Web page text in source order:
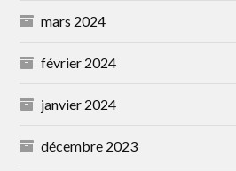
mars 2024
février 2024
janvier 2024
décembre 2023